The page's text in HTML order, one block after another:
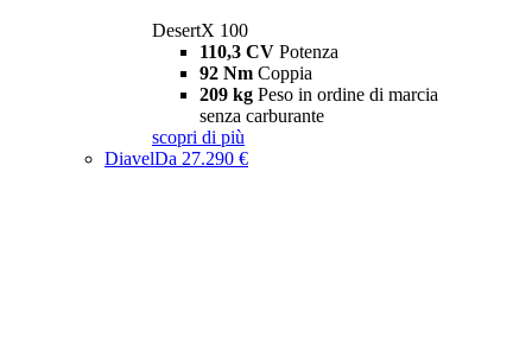
DesertX 100
110,3 CV Potenza
92 Nm Coppia
209 kg Peso in ordine di marcia
senza carburante
scopri di più
DiavelDa 27.290 €